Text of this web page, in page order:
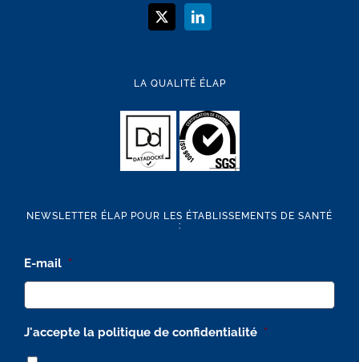
LA QUALITÉ ÉLAP
NEWSLETTER ÉLAP POUR LES ÉTABLISSEMENTS DE SANTÉ
:
E-mail *
J'accepte la politique de confidentialité *